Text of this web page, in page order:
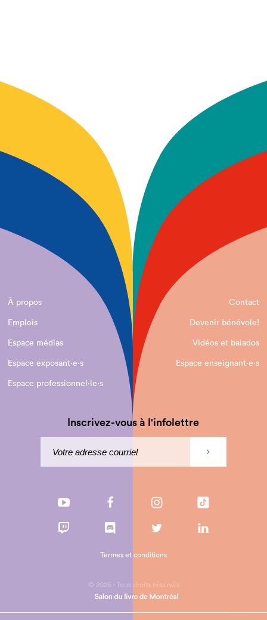
À propos
Contact
Emplois
Devenir bénévole!
Espace médias
Vidéos et balados
Espace exposant·e⋅s
Espace enseignant·e⋅s
Espace professionnel·le⋅s
Inscrivez-vous à l'infolettre
© 2026 - Tous droits réservés
Termes et conditions